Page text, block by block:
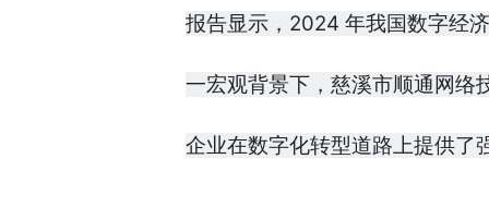
报告显示，2024 年我国数字经
一宏观背景下，慈溪市顺通网络
企业在数字化转型道路上提供了